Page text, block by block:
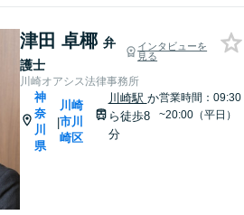
津田 卓椰 弁
護士
インタビューを
見る
川崎オアシス法律事務所
神
奈
川
県
|
川崎
市川
崎区
川崎駅 か
ら徒歩8
分
営業時間：09:30
~20:00（平日）